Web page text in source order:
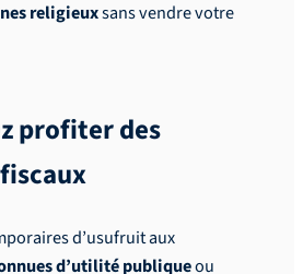
religieuxsans vendre votre
profiter des
d’usufruit aux
d’utilité publiqueou